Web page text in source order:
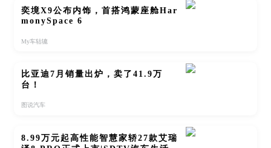
奕境X9公布内饰，首搭鸿蒙座舱Har
monySpace 6
My车轱辘
比亚迪7月销量出炉，卖了41.9万
台！
图说汽车
8.99万元起高性能智慧家轿27款艾瑞